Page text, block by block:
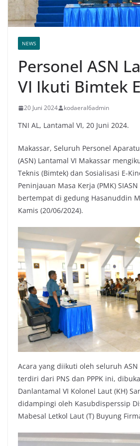
NEWS
Personel ASN
VI Ikuti Bimtek
20 Juni 2024 kodaeral6admin
TNI AL, Lantamal VI, 20 Juni 2024.
Makassar, Seluruh Personel
(ASN) Lantamal VI Makassar
Teknis (Bimtek) dan Sosialisasi E-
Peninjauan Masa Kerja (PMK) SIASN
bertempat di gedung Hasanuddin
Kamis (20/06/2024).
Acara yang diikuti oleh seluruh ASN
terdiri dari PNS dan PPPK ini,
Danlantamal VI Kolonel Laut (KH)
didampingi oleh Kasubdisperssip
Mabesal Letkol Laut (T) Buyung